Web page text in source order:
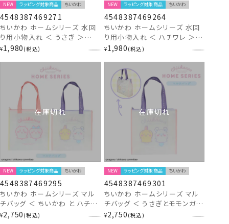
NEW ラッピング対象商品 ちいかわ
4548387469271
ちいかわ ホームシリーズ 水回
り用小物入れ ＜ うさぎ ＞
CW46927 chiikawa
¥1,980 税込
NEW ラッピング対象商品 ちいかわ
4548387469264
ちいかわ ホームシリーズ 水回
り用小物入れ ＜ ハチワレ ＞
CW46926 chiikawa
¥1,980 税込
在庫切れ
NEW ラッピング対象商品 ちいかわ
4548387469295
ちいかわ ホームシリーズ マル
チバッグ ＜ ちいかわ と ハチワ
レ ／ うさぎ と モモンガ ＞
¥2,750 税込
在庫切れ
NEW ラッピング対象商品 ちいかわ
4548387469301
ちいかわ ホームシリーズ マル
チバッグ ＜ うさぎとモモンガ
＞ CW46930 chiikawa
¥2,750 税込